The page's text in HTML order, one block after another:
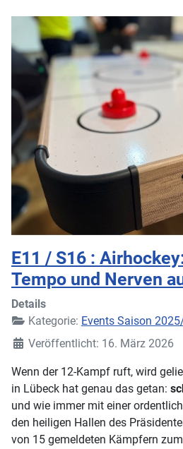
E11 / S16 :
Tempo und Nerven
Details
Kategorie: Events Saison
Veröffentlicht: 16. März 2026
Wenn der 12-Kampf ruft, wird
in Lübeck hat genau das getan:
und wie immer mit einer
den heiligen Hallen des
von 15 gemeldeten Kämpfern